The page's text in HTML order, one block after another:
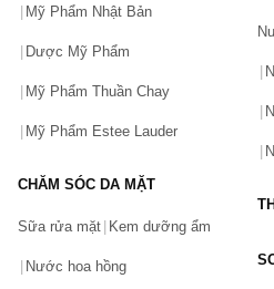
Bạn gặp vấn đề về sản
Mỹ Phẩm Nhật Bản
Dược Mỹ Phẩm
Mỹ Phẩm Thuần Chay
Mỹ Phẩm Estee Lauder
CHĂM SÓC DA MẶT
Sữa rửa mặt Kem dưỡng ẩm
Nước hoa hồng